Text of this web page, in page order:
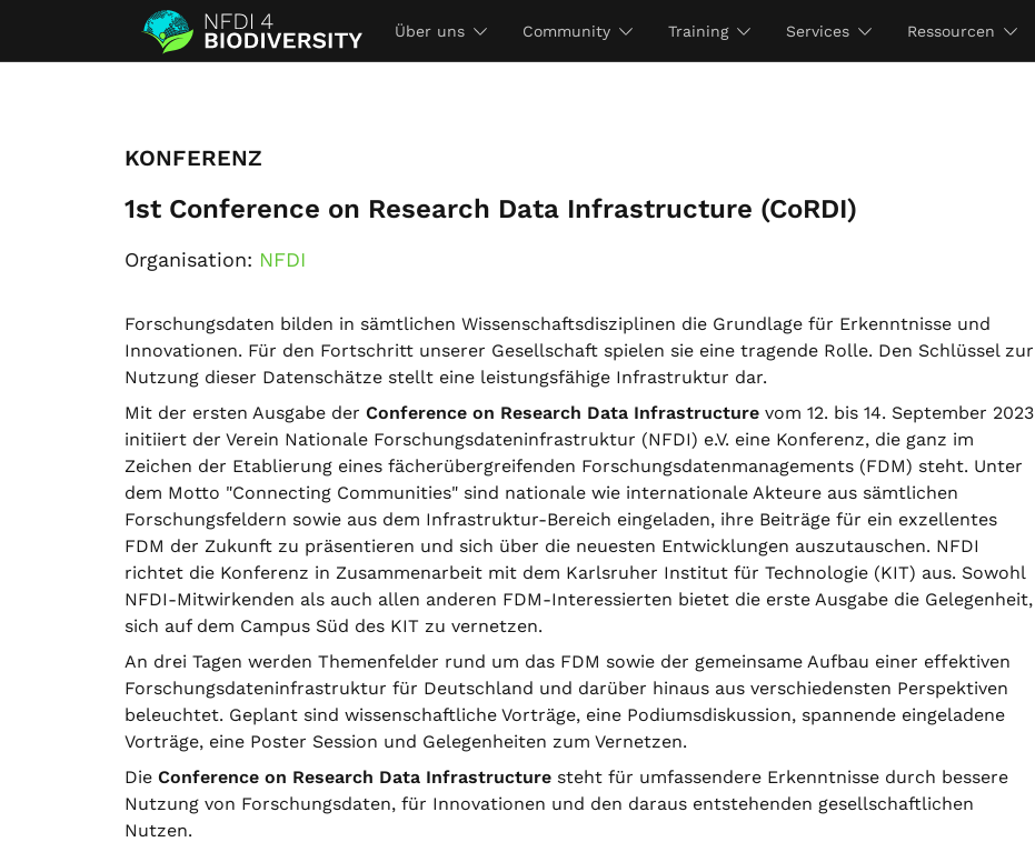
Über uns Community Training Services Ressourcen
KONFERENZ
1st Conference on Research Data Infrastructure (CoRDI)
Organisation: NFDI
Forschungsdaten bilden in sämtlichen Wissenschaftsdisziplinen die Grundlage für Erkenntnisse und
Innovationen. Für den Fortschritt unserer Gesellschaft spielen sie eine tragende Rolle. Den Schlüssel zur
Nutzung dieser Datenschätze stellt eine leistungsfähige Infrastruktur dar.
Mit der ersten Ausgabe der Conference on Research Data Infrastructure vom 12. bis 14. September 2023
initiiert der Verein Nationale Forschungsdateninfrastruktur (NFDI) e.V. eine Konferenz, die ganz im
Zeichen der Etablierung eines fächerübergreifenden Forschungsdatenmanagements (FDM) steht. Unter
dem Motto "Connecting Communities" sind nationale wie internationale Akteure aus sämtlichen
Forschungsfeldern sowie aus dem Infrastruktur-Bereich eingeladen, ihre Beiträge für ein exzellentes
FDM der Zukunft zu präsentieren und sich über die neuesten Entwicklungen auszutauschen. NFDI
richtet die Konferenz in Zusammenarbeit mit dem Karlsruher Institut für Technologie (KIT) aus. Sowohl
NFDI-Mitwirkenden als auch allen anderen FDM-Interessierten bietet die erste Ausgabe die Gelegenheit,
sich auf dem Campus Süd des KIT zu vernetzen.
An drei Tagen werden Themenfelder rund um das FDM sowie der gemeinsame Aufbau einer effektiven
Forschungsdateninfrastruktur für Deutschland und darüber hinaus aus verschiedensten Perspektiven
beleuchtet. Geplant sind wissenschaftliche Vorträge, eine Podiumsdiskussion, spannende eingeladene
Vorträge, eine Poster Session und Gelegenheiten zum Vernetzen.
Die Conference on Research Data Infrastructure steht für umfassendere Erkenntnisse durch bessere
Nutzung von Forschungsdaten, für Innovationen und den daraus entstehenden gesellschaftlichen
Nutzen.